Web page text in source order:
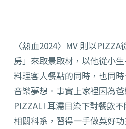
〈熱血2024〉MV 則以
房」來取景取材，以他從小
料理客人餐點的同時，也同
音樂夢想。事實上家裡因為
PIZZALI 耳濡目染下對餐飲
相關科系，習得一手做菜好